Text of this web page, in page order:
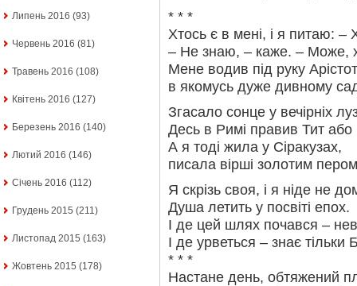
Липень 2016 (93)
Червень 2016 (81)
Травень 2016 (108)
Квітень 2016 (127)
Березень 2016 (140)
Лютий 2016 (146)
Січень 2016 (112)
Грудень 2015 (211)
Листопад 2015 (163)
Жовтень 2015 (178)
* * *
Хтось є в мені, і я питаю: –
– Не знаю, – каже. – Може,
Мене водив під руку
в якомусь дуже дивному
Згасало сонце у вечірніх
Десь в Римі правив Тит
А я тоді жила у Сіракузах,
писала вірші золотим
Я скрізь своя, і я ніде не
Душа летить у посвіті епох.
І де цей шлях почався –
І де урветься – знає тільки
* * *
Настане день, обтяжений